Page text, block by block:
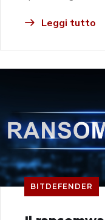
Leggi tutto
BITDEFENDER